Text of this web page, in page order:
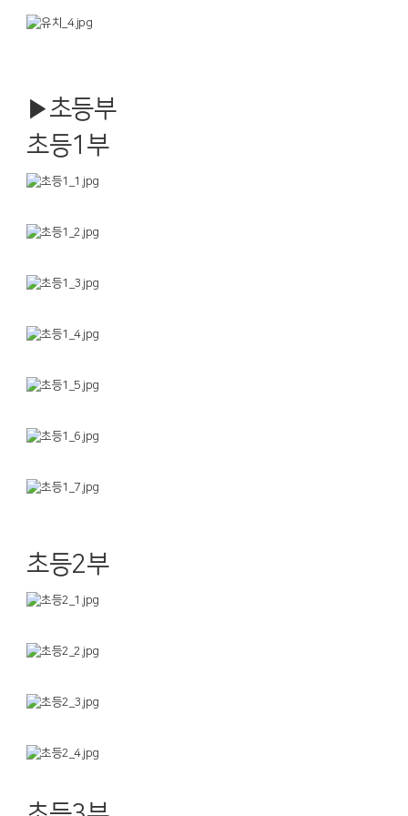
▶️초등부
초등1부
초등2부